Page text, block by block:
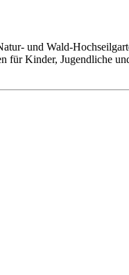
und Wald-
Kinder, Jugendliche